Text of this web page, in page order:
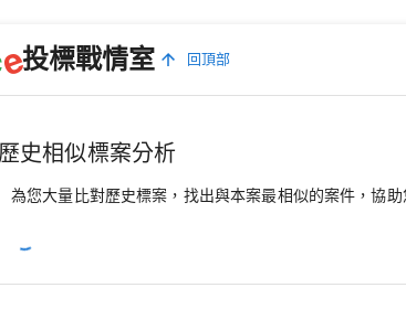
投標戰情室 回頂部
歷史相似標案分析
為您大量比對歷史標案，找出與本案最相似的案件，協